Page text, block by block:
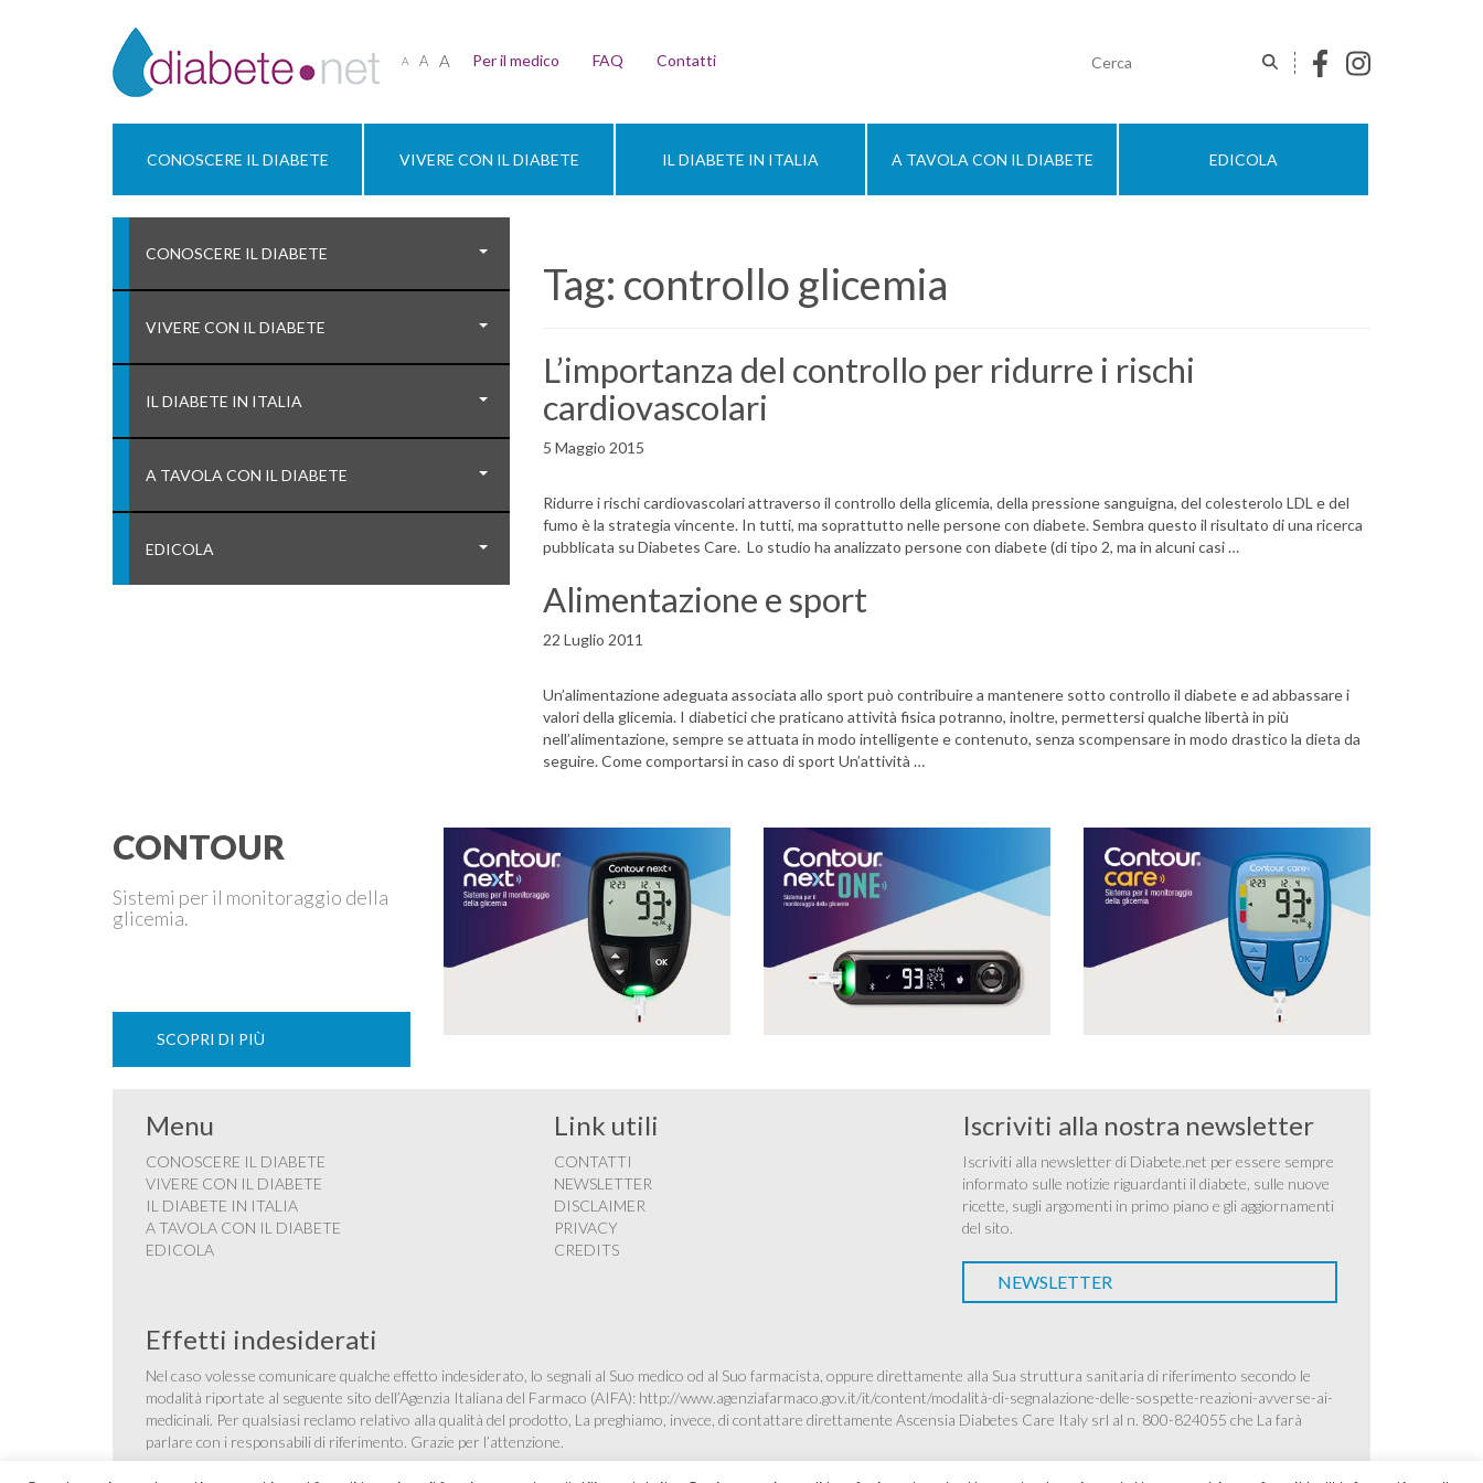
A A A Per il medico FAQ Contatti
CONOSCERE IL DIABETE VIVERE CON IL DIABETE IL DIABETE IN ITALIA A TAVOLA CON IL DIABETE EDICOLA
CONOSCERE IL DIABETE
VIVERE CON IL DIABETE
IL DIABETE IN ITALIA
A TAVOLA CON IL DIABETE
EDICOLA
Tag: controllo glicemia
L’importanza del controllo per ridurre i rischi
cardiovascolari
5 Maggio 2015
Ridurre i rischi cardiovascolari attraverso il controllo della glicemia, della pressione sanguigna, del colesterolo LDL e del
fumo è la strategia vincente. In tutti, ma soprattutto nelle persone con diabete. Sembra questo il risultato di una ricerca
pubblicata su Diabetes Care. Lo studio ha analizzato persone con diabete (di tipo 2, ma in alcuni casi …
Alimentazione e sport
22 Luglio 2011
Un’alimentazione adeguata associata allo sport può contribuire a mantenere sotto controllo il diabete e ad abbassare i
valori della glicemia. I diabetici che praticano attività fisica potranno, inoltre, permettersi qualche libertà in più
nell’alimentazione, sempre se attuata in modo intelligente e contenuto, senza scompensare in modo drastico la dieta da
seguire. Come comportarsi in caso di sport Un’attività …
CONTOUR
Sistemi per il monitoraggio della
glicemia.
SCOPRI DI PIÙ
Menu
CONOSCERE IL DIABETE
VIVERE CON IL DIABETE
IL DIABETE IN ITALIA
A TAVOLA CON IL DIABETE
EDICOLA
Link utili
CONTATTI
NEWSLETTER
DISCLAIMER
PRIVACY
CREDITS
Iscriviti alla nostra newsletter
Iscriviti alla newsletter di Diabete.net per essere sempre
informato sulle notizie riguardanti il diabete, sulle nuove
ricette, sugli argomenti in primo piano e gli aggiornamenti
del sito.
NEWSLETTER
Effetti indesiderati
Nel caso volesse comunicare qualche effetto indesiderato, lo segnali al Suo medico od al Suo farmacista, oppure direttamente alla Sua struttura sanitaria di riferimento secondo le
modalità riportate al seguente sito dell’Agenzia Italiana del Farmaco (AIFA): http://www.agenziafarmaco.gov.it/it/content/modalità-di-segnalazione-delle-sospette-reazioni-avverse-ai-
medicinali. Per qualsiasi reclamo relativo alla qualità del prodotto, La preghiamo, invece, di contattare direttamente Ascensia Diabetes Care Italy srl al n. 800-824055 che La farà
parlare con i responsabili di riferimento. Grazie per l’attenzione.